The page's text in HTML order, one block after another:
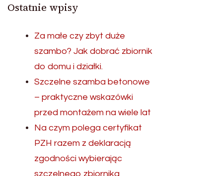
Ostatnie wpisy
Za małe czy zbyt duże
szambo? Jak dobrać zbiornik
do domu i działki.
Szczelne szamba betonowe
– praktyczne wskazówki
przed montażem na wiele lat
Na czym polega certyfikat
PZH razem z deklaracją
zgodności wybierając
szczelnego zbiornika